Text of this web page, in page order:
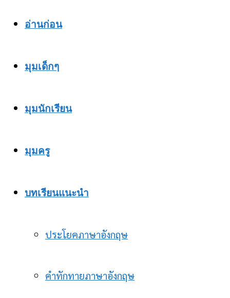
อ่านก่อน
มุมเด็กๆ
มุมนักเรียน
มุมครู
บทเรียนแนะนำ
ประโยคภาษาอังกฤษ
คำทักทายภาษาอังกฤษ